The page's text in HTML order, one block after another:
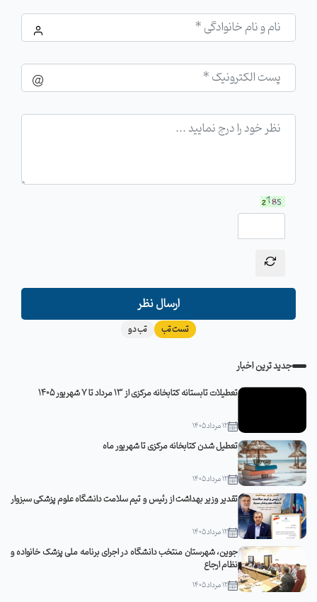
ارسال نظر
تست تب تب دو
جدید ترین اخبار
تعطیلات تابستانه کتابخانه مرکزی از 13 مرداد تا 7 شهریور 1405
12 مرداد 1405
تعطیل شدن کتابخانه مرکزی تا شهریور ماه
12 مرداد 1405
تقدیر وزیر بهداشت از رئیس و تیم سلامت دانشگاه علوم پزشکی سبزوار
12 مرداد 1405
جوین، شهرستان منتخب دانشگاه در اجرای برنامه ملی پزشک خانواده و
نظام ارجاع
12 مرداد 1405